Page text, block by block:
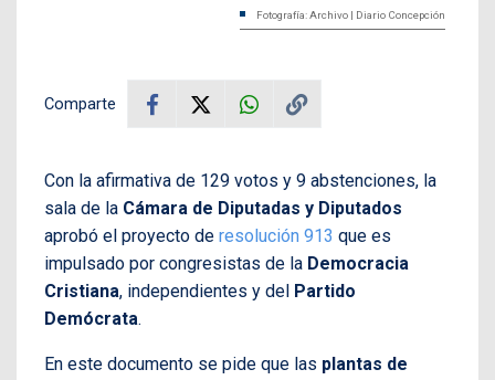
Fotografía: Archivo | Diario Concepción
Comparte
Con la afirmativa de 129 votos y 9 abstenciones, la
sala de la Cámara de Diputadas y Diputados
aprobó el proyecto de resolución 913 que es
impulsado por congresistas de la Democracia
Cristiana, independientes y del Partido
Demócrata.
En este documento se pide que las plantas de